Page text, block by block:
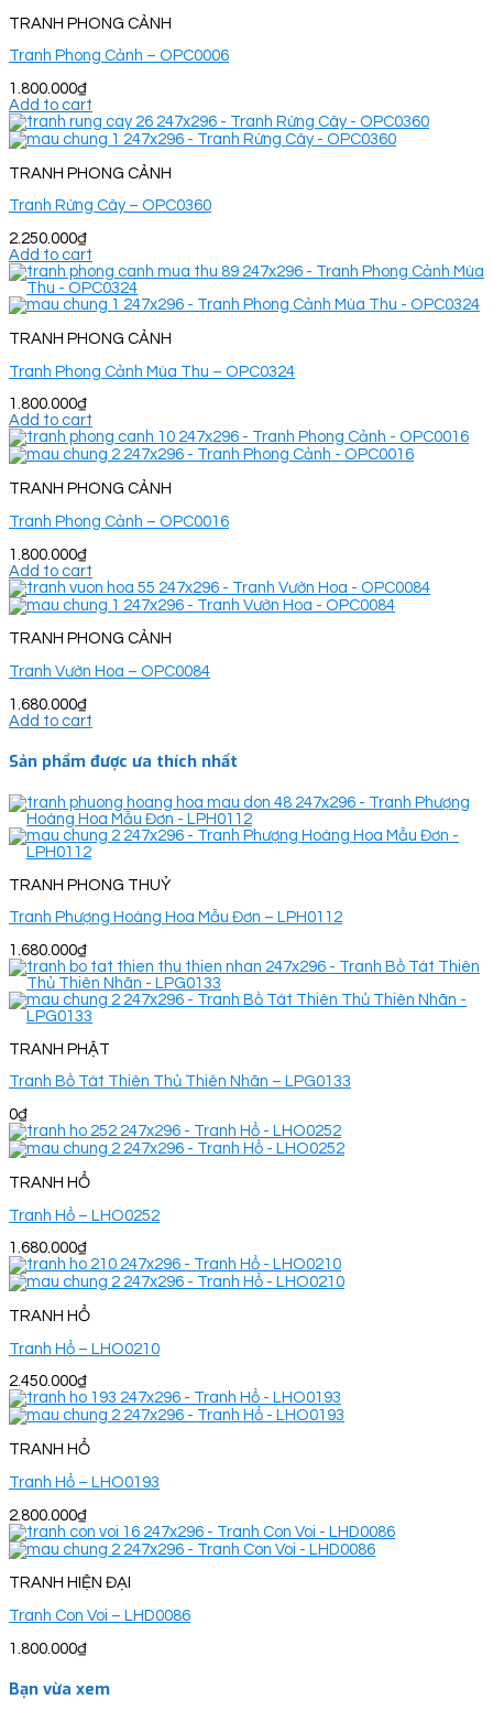
TRANH PHONG CẢNH
Tranh Phong Cảnh – OPC0006
1.800.000₫
Add to cart
TRANH PHONG CẢNH
Tranh Rừng Cây – OPC0360
2.250.000₫
Add to cart
TRANH PHONG CẢNH
Tranh Phong Cảnh Mùa Thu – OPC0324
1.800.000₫
Add to cart
TRANH PHONG CẢNH
Tranh Phong Cảnh – OPC0016
1.800.000₫
Add to cart
TRANH PHONG CẢNH
Tranh Vườn Hoa – OPC0084
1.680.000₫
Add to cart
Sản phẩm được ưa thích nhất
TRANH PHONG THUỶ
Tranh Phượng Hoàng Hoa Mẫu Đơn – LPH0112
1.680.000₫
TRANH PHẬT
Tranh Bồ Tát Thiên Thủ Thiên Nhãn – LPG0133
0₫
TRANH HỔ
Tranh Hổ – LHO0252
1.680.000₫
TRANH HỔ
Tranh Hổ – LHO0210
2.450.000₫
TRANH HỔ
Tranh Hổ – LHO0193
2.800.000₫
TRANH HIỆN ĐẠI
Tranh Con Voi – LHD0086
1.800.000₫
Bạn vừa xem